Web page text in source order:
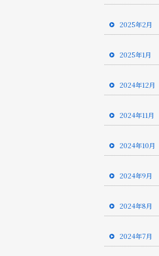
2025年2月
2025年1月
2024年12月
2024年11月
2024年10月
2024年9月
2024年8月
2024年7月